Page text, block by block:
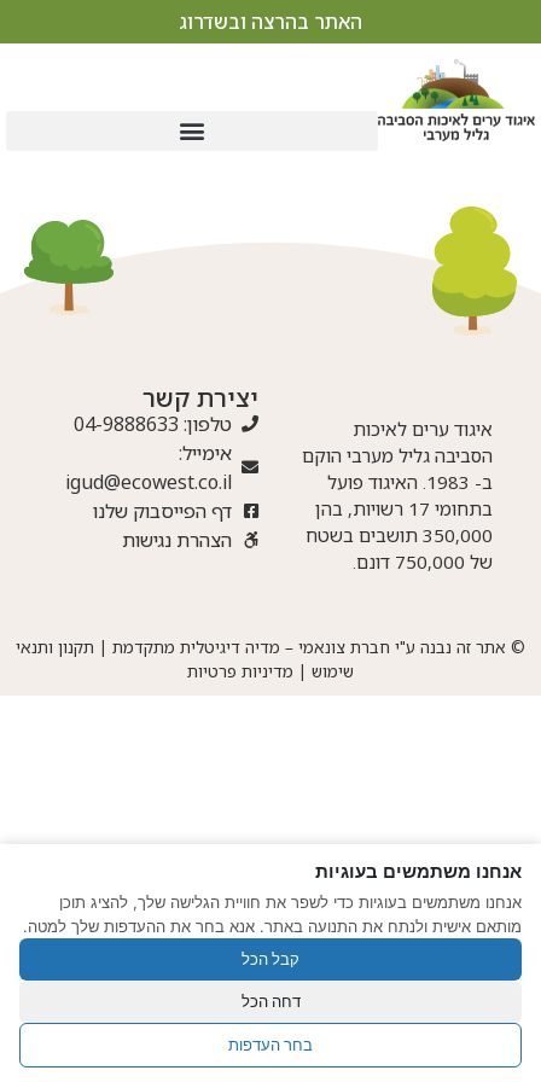
האתר בהרצה ובשדרוג
איגוד ערים לאיכות
הסביבה גליל מערבי הוקם
ב- 1983. האיגוד פועל
בתחומי 17 רשויות, בהן
350,000 תושבים בשטח
של 750,000 דונם.
יצירת קשר
טלפון: 04-9888633
אימייל:
igud@ecowest.co.il
דף הפייסבוק שלנו
הצהרת נגישות
© אתר זה נבנה ע"י חברת צונאמי – מדיה דיגיטלית מתקדמת | תקנון ותנאי
שימוש | מדיניות פרטיות
אנחנו משתמשים בעוגיות
אנחנו משתמשים בעוגיות כדי לשפר את חוויית הגלישה שלך, להציג תוכן
מותאם אישית ולנתח את התנועה באתר. אנא בחר את ההעדפות שלך למטה.
קבל הכל
דחה הכל
בחר העדפות